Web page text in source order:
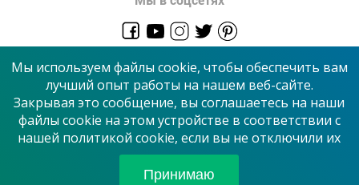
© 2026 “Сервисный центр”
Принимаем к оплате
Мы используем файлы cookie, чтобы обеспечить вам
лучший опыт работы на нашем веб-сайте.
Закрывая это сообщение, вы соглашаетесь на наши
файлы cookie на этом устройстве в соответствии с
нашей политикой cookie, если вы не отключили их
Принимаю